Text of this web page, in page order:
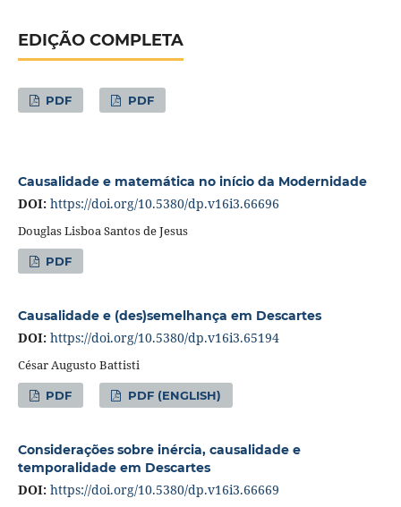
EDIÇÃO COMPLETA
PDF PDF
Causalidade e matemática no início da Modernidade
DOI: https://doi.org/10.5380/dp.v16i3.66696
Douglas Lisboa Santos de Jesus
PDF
Causalidade e (des)semelhança em Descartes
DOI: https://doi.org/10.5380/dp.v16i3.65194
César Augusto Battisti
PDF PDF (ENGLISH)
Considerações sobre inércia, causalidade e
temporalidade em Descartes
DOI: https://doi.org/10.5380/dp.v16i3.66669